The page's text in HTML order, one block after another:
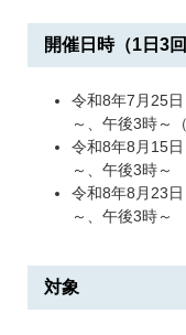
開催日時（1日3回
令和8年7月25
～、午後3時～
令和8年8月15
～、午後3時～
令和8年8月23
～、午後3時～
対象